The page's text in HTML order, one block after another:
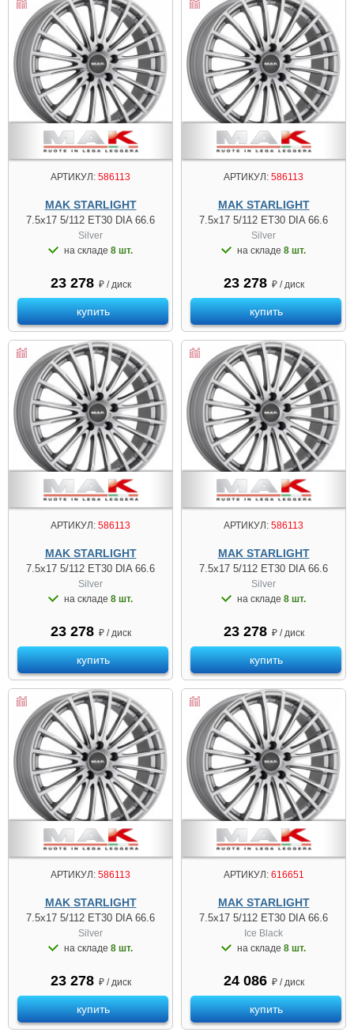
АРТИКУЛ: 586113
MAK STARLIGHT
7.5x17 5/112 ET30 DIA 66.6
Silver
на складе 8 шт.
23 278 ₽ / диск
купить
АРТИКУЛ: 586113
MAK STARLIGHT
7.5x17 5/112 ET30 DIA 66.6
Silver
на складе 8 шт.
23 278 ₽ / диск
купить
АРТИКУЛ: 586113
MAK STARLIGHT
7.5x17 5/112 ET30 DIA 66.6
Silver
на складе 8 шт.
23 278 ₽ / диск
купить
АРТИКУЛ: 586113
MAK STARLIGHT
7.5x17 5/112 ET30 DIA 66.6
Silver
на складе 8 шт.
23 278 ₽ / диск
купить
АРТИКУЛ: 586113
MAK STARLIGHT
7.5x17 5/112 ET30 DIA 66.6
Silver
на складе 8 шт.
23 278 ₽ / диск
купить
АРТИКУЛ:616651
MAK STARLIGHT
7.5x17 5/112 ET30 DIA 66.6
Ice Black
на складе 8 шт.
24 086 ₽ / диск
купить